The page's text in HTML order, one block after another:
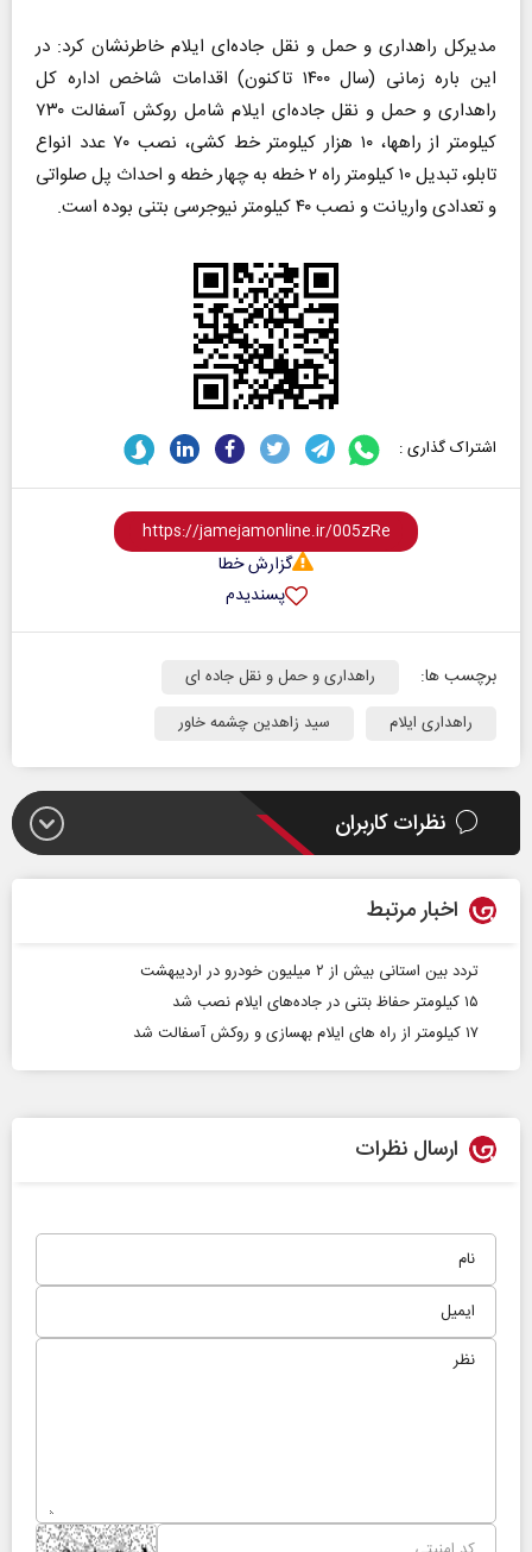
مدیرکل راهداری و حمل و نقل جاده‌ای ایلام خاطرنشان کرد: در
این باره زمانی (سال ۱۴۰۰ تاکنون) اقدامات شاخص اداره کل
راهداری و حمل و نقل جاده‌ای ایلام شامل روکش آسفالت ۷۳۰
کیلومتر از راهها، ۱۰ هزار کیلومتر خط کشی، نصب ۷۰ عدد انواع
تابلو، تبدیل ۱۰ کیلومتر راه ۲ خطه به چهار خطه و احداث پل صلواتی
و تعدادی واریانت و نصب ۴۰ کیلومتر نیوجرسی بتنی بوده است.
اشتراک گذاری :
گزارش خطا
پسندیدم
برچسب ها:
راهداری و حمل و نقل جاده ای
راهداری ایلام
سید زاهدین چشمه خاور
نظرات کاربران
اخبار مرتبط
تردد بین استانی بیش از ۲ میلیون خودرو در اردیبهشت
۱۵ کیلومتر حفاظ بتنی در جاده‌های ایلام نصب شد
۱۷ کیلومتر از راه های ایلام بهسازی و روکش آسفالت شد
ارسال نظرات